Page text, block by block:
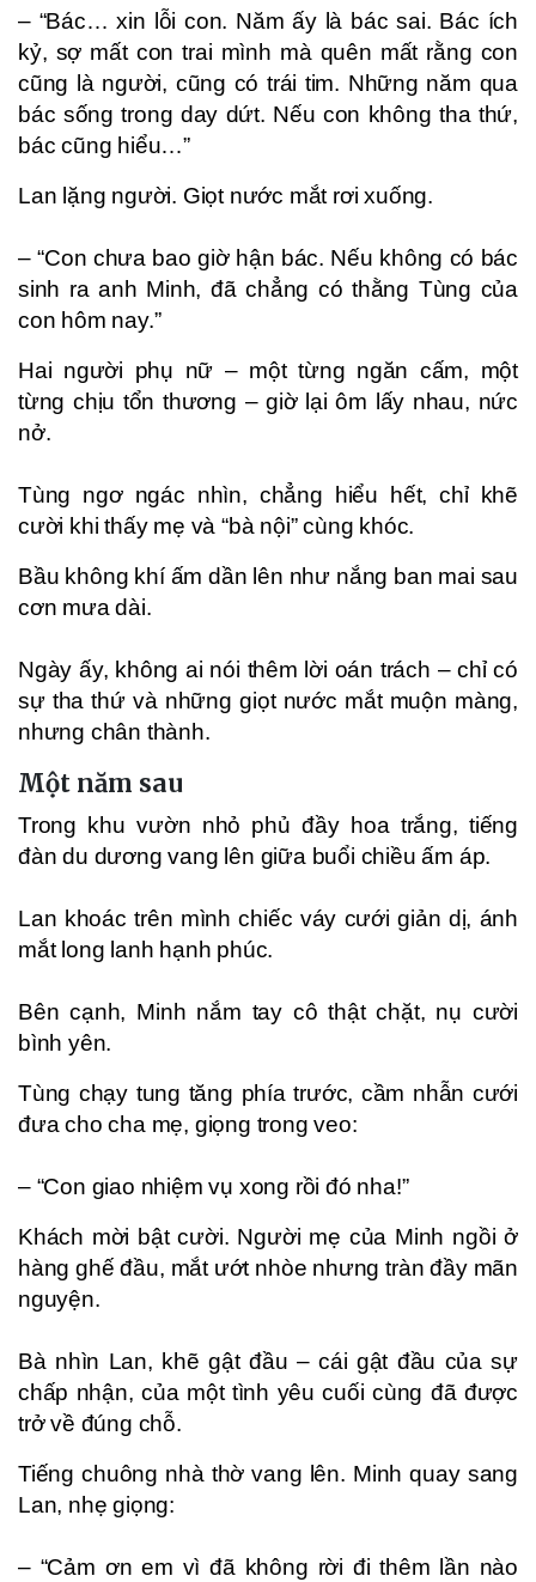
– “Bác… xin lỗi con. Năm ấy là bác sai. Bác ích
kỷ, sợ mất con trai mình mà quên mất rằng con
cũng là người, cũng có trái tim. Những năm qua
bác sống trong day dứt. Nếu con không tha thứ,
bác cũng hiểu…”
Lan lặng người. Giọt nước mắt rơi xuống.
– “Con chưa bao giờ hận bác. Nếu không có bác
sinh ra anh Minh, đã chẳng có thằng Tùng của
con hôm nay.”
Hai người phụ nữ – một từng ngăn cấm, một
từng chịu tổn thương – giờ lại ôm lấy nhau, nức
nở.
Tùng ngơ ngác nhìn, chẳng hiểu hết, chỉ khẽ
cười khi thấy mẹ và “bà nội” cùng khóc.
Bầu không khí ấm dần lên như nắng ban mai sau
cơn mưa dài.
Ngày ấy, không ai nói thêm lời oán trách – chỉ có
sự tha thứ và những giọt nước mắt muộn màng,
nhưng chân thành.
Một năm sau
Trong khu vườn nhỏ phủ đầy hoa trắng, tiếng
đàn du dương vang lên giữa buổi chiều ấm áp.
Lan khoác trên mình chiếc váy cưới giản dị, ánh
mắt long lanh hạnh phúc.
Bên cạnh, Minh nắm tay cô thật chặt, nụ cười
bình yên.
Tùng chạy tung tăng phía trước, cầm nhẫn cưới
đưa cho cha mẹ, giọng trong veo:
– “Con giao nhiệm vụ xong rồi đó nha!”
Khách mời bật cười. Người mẹ của Minh ngồi ở
hàng ghế đầu, mắt ướt nhòe nhưng tràn đầy mãn
nguyện.
Bà nhìn Lan, khẽ gật đầu – cái gật đầu của sự
chấp nhận, của một tình yêu cuối cùng đã được
trở về đúng chỗ.
Tiếng chuông nhà thờ vang lên. Minh quay sang
Lan, nhẹ giọng:
– “Cảm ơn em vì đã không rời đi thêm lần nào